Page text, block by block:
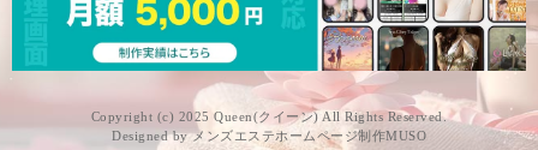
Copyright (c) 2025 Queen(クイーン) All Rights Reserved.
Designed byメンズエステホームページ制作MUSO